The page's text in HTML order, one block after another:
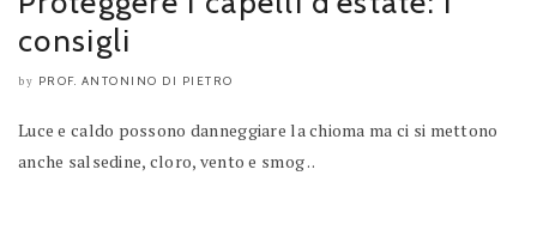
consigli
by PROF. ANTONINO DI PIETRO
Luce e caldo possono danneggiare la chioma ma ci si mettono
anche salsedine, cloro, vento e smog ..